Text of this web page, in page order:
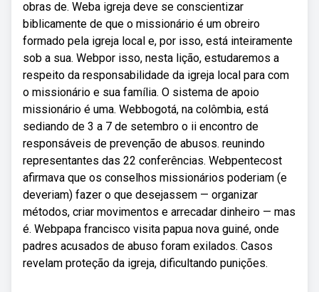
obras de. Weba igreja deve se conscientizar
biblicamente de que o missionário é um obreiro
formado pela igreja local e, por isso, está inteiramente
sob a sua. Webpor isso, nesta lição, estudaremos a
respeito da responsabilidade da igreja local para com
o missionário e sua família. O sistema de apoio
missionário é uma. Webbogotá, na colômbia, está
sediando de 3 a 7 de setembro o ii encontro de
responsáveis de prevenção de abusos. reunindo
representantes das 22 conferências. Webpentecost
afirmava que os conselhos missionários poderiam (e
deveriam) fazer o que desejassem — organizar
métodos, criar movimentos e arrecadar dinheiro — mas
é. Webpapa francisco visita papua nova guiné, onde
padres acusados de abuso foram exilados. Casos
revelam proteção da igreja, dificultando punições.